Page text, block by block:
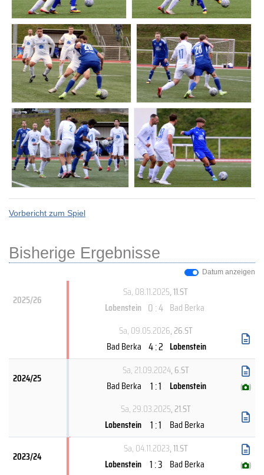
Vorbericht zum Spiel
Bisherige Ergebnisse
Datum anzeigen
2025/26
Sa, 08.11.2025, 11.ST
Lobenstein 0 : 4 Bad Berka
Sa, 09.05.2026, 26.ST
Bad Berka 4 : 2 Lobenstein
2024/25
Sa, 21.09.2024, 6.ST
Bad Berka
1 : 1 Lobenstein ( )
Sa, 29.03.2025, 21.ST
Lobenstein
1 : 1 Bad Berka
2023/24
Sa, 04.11.2023, 11.ST
Lobenstein 1 : 3 Bad Berka ( )